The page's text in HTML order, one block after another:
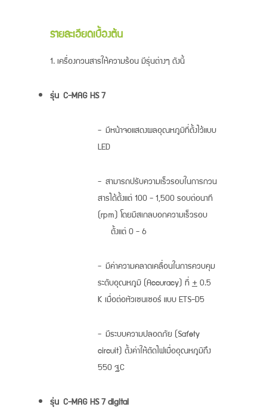
รายละเอียดเบื้องต้น
1. เครื่องกวนสารให้ความร้อน มีรุ่นต่างๆ ดังนี้
รุ่น C-MAG HS 7
- มีหน้าจอแสดงผลอุณหภูมิที่ตั้งไว้แบบ
LED
- สามารถปรับความเร็วรอบในการกวน
สารได้ตั้งแต่ 100 - 1,500 รอบต่อนาที
(rpm) โดยมีสเกลบอกความเร็วรอบ
ตั้งแต่ 0 - 6
- มีค่าความคลาดเคลื่อนในการควบคุม
ระดับอุณหภูมิ (Accuracy) ที่+0.5
K เมื่อต่อหัวเซนเซอร์ แบบ ETS-D5
- มีระบบความปลอดภัย (Safety
circuit) ตั้งค่าให้ตัดไฟเมื่ออุณหภูมิถึง
550 °C
รุ่น C-MAG HS 7 digital